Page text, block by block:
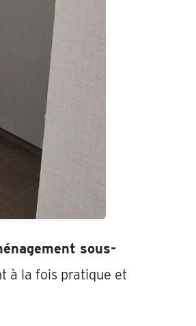
sous-
à la fois pratique et